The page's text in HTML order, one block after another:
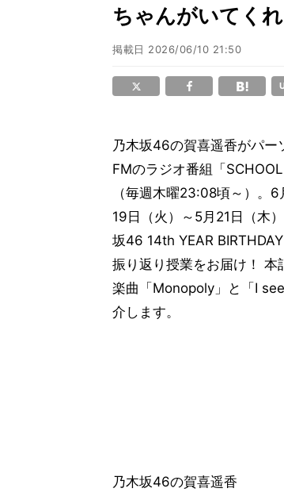
ちゃんがいてく
掲載日 2026/06/10 21:50
乃木坂46の賀喜遥香がパー
FMのラジオ番組「
（毎週木曜23:08頃～）。
19日（火）～5月21日（木
坂46 14th YEAR
振り返り授業をお届け！ 本
楽曲「Monopoly」と「I
介します。
乃木坂46の賀喜遥香